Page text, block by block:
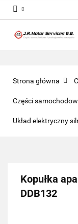
Strona główna
Części
Układ elektryczny
Kopułka
DDB132